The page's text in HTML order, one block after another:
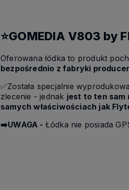
⭐GOMEDIA V803 by
Oferowana łódka to produkt
bezpośrednio z fabryki
✅Została specjalnie
zlecenie - jednak jest to ten sam
samych właściwościach jak
➡️UWAGA - Łódka nie posiada